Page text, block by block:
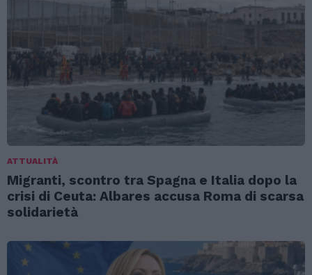
ATTUALITÀ
Migranti, scontro tra Spagna e Italia dopo la
crisi di Ceuta: Albares accusa Roma di scarsa
solidarietà